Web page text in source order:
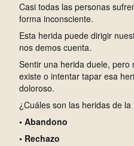
Casi todas las personas
forma inconsciente.
Esta herida puede dirigir
nos demos cuenta.
Sentir una herida duele, pero
existe o intentar tapar esa
doloroso.
¿Cuáles son las heridas de la
• Abandono
• Rechazo